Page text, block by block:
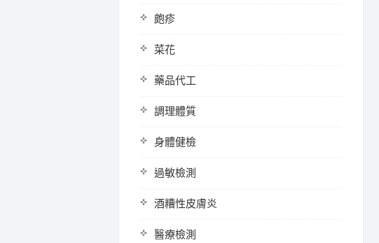
皰疹
菜花
藥品代工
調理體質
身體健檢
過敏檢測
酒糟性皮膚炎
醫療檢測